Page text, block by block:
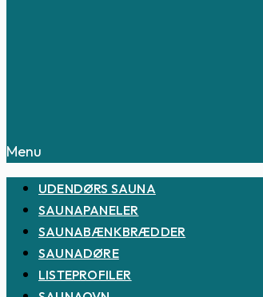
Menu
UDENDØRS SAUNA
SAUNAPANELER
SAUNABÆNKBRÆDDER
SAUNADØRE
LISTEPROFILER